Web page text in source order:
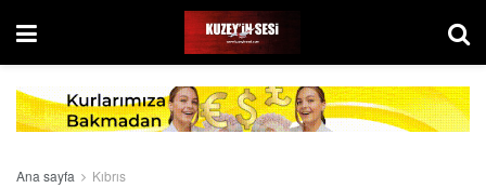
Ana sayfa Kıbrıs